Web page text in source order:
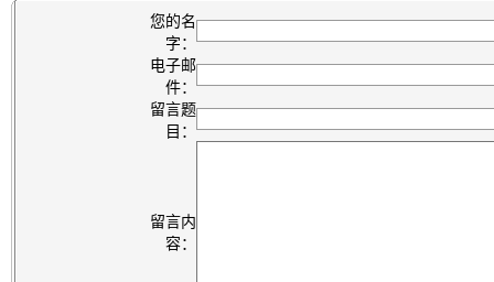
您的名
字：
电子邮
件：
留言题
目：
留言内
容：